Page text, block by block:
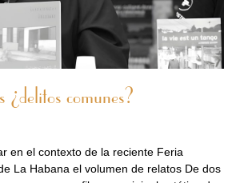
comunes?
en el contexto de la reciente Feria
La Habana el volumen de relatos De dos